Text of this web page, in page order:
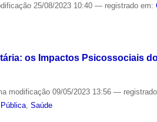
25/08/2023 10:40— registrado em:
os Impactos Psicossociais
modificação 09/05/2023 13:56—
,Saúde